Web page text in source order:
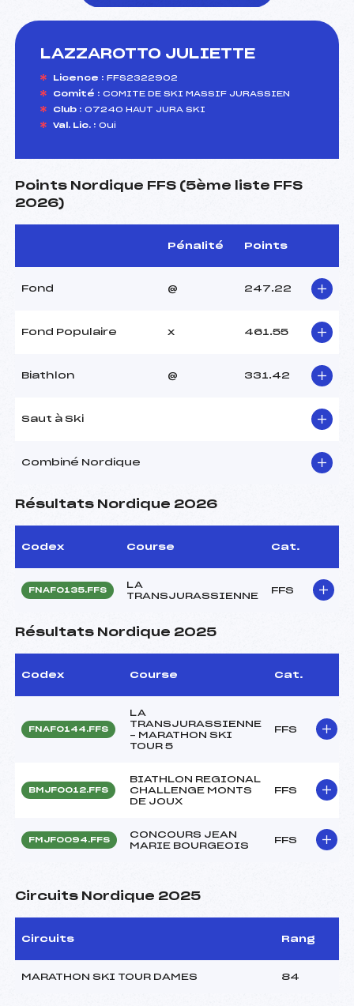
LAZZAROTTO JULIETTE
Licence : FFS2322902
Comité : COMITE DE SKI MASSIF JURASSIEN
Club : 07240 HAUT JURA SKI
Val. Lic. : Oui
Points Nordique FFS (5ème liste FFS
2026)
Pénalité Points
Fond @ 247.22
Fond Populaire x 461.55
Biathlon @ 331.42
Saut à Ski
Combiné Nordique
Résultats Nordique 2026
Codex Course Cat.
FNAF0135.FFS
LA
TRANSJURASSIENNE
FFS
Résultats Nordique 2025
Codex Course Cat.
FNAF0144.FFS
LA
TRANSJURASSIENNE
– MARATHON SKI
TOUR 5
FFS
BMJF0012.FFS
BIATHLON REGIONAL
CHALLENGE MONTS
DE JOUX
FFS
FMJF0094.FFS
CONCOURS JEAN
MARIE BOURGEOIS
FFS
Circuits Nordique 2025
Circuits Rang
MARATHON SKI TOUR DAMES 84